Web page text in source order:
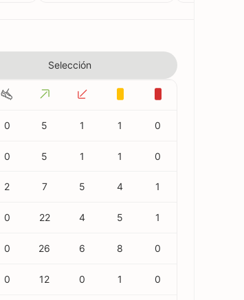
Selección
0 5 1 1 0
0 5 1 1 0
2 7 5 4 1
0 22 4 5 1
0 26 6 8 0
0 12 0 1 0